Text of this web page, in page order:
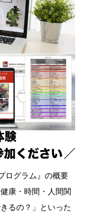
ログラム』の概要
康・時間・人間関
るの？」といった